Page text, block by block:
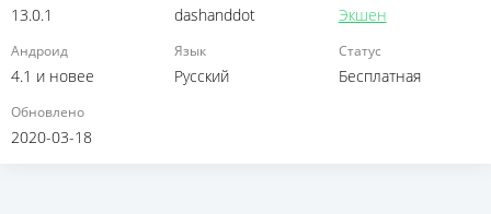
13.0.1 dashanddot Экшен
Андроид
4.1 и новее
Язык
Русский
Статус
Бесплатная
Обновлено
2020-03-18